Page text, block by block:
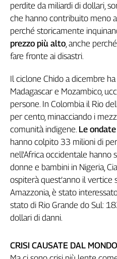
Le
trasmissioni
tv
Work
in
L'Italia
nel
Territori
Abruzzo-
Molise
Alto
Adige
Basilicata
Campania
Friuli
perdite da miliardi di dollari,
che hanno contribuito meno
perché storicamente
prezzo più alto, anche
fare fronte ai disastri.
Il ciclone Chido a dicembre
Madagascar e Mozambico,
persone. In Colombia il Rio
per cento, minacciando i
comunità indigene. Le
hanno colpito 33 milioni di
nell'Africa occidentale hanno
donne e bambini in Nigeria,
ospiterà quest’anno il vertice
Amazzonia, è stato
stato di Rio Grande do Sul:
dollari di danni.
CRISI CAUSATE DAL